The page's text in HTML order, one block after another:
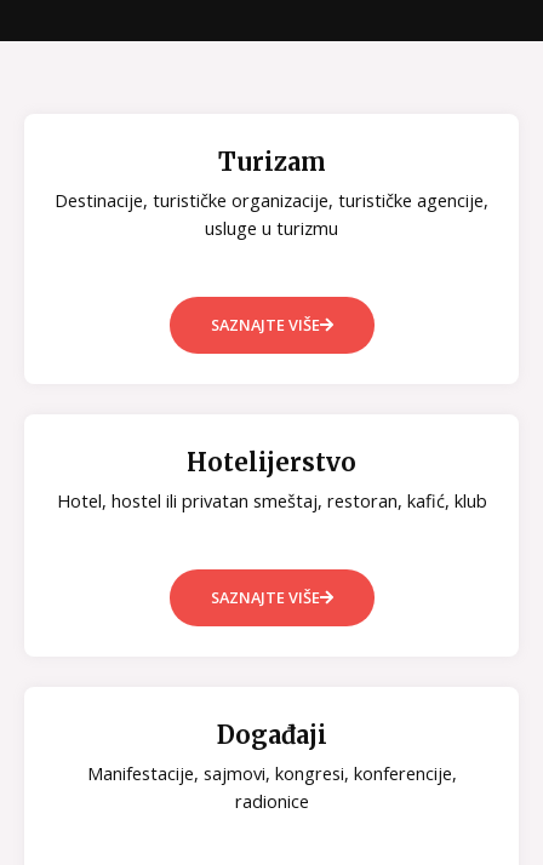
Turizam
Destinacije, turističke organizacije, turističke agencije,
usluge u turizmu
SAZNAJTE VIŠE
Hotelijerstvo
Hotel, hostel ili privatan smeštaj, restoran, kafić, klub
SAZNAJTE VIŠE
Događaji
Manifestacije, sajmovi, kongresi, konferencije,
radionice